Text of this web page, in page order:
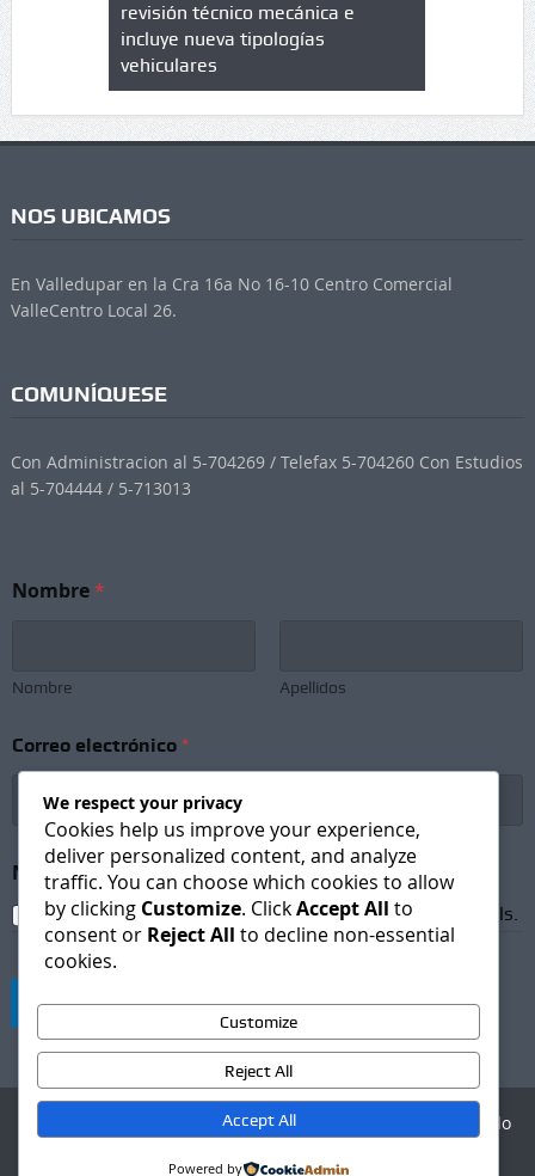
en
revisión técnico mecánica e
incluye nueva tipologías
vehiculares
NOS UBICAMOS
En Valledupar en la Cra 16a No 16-10 Centro Comercial
ValleCentro Local 26.
COMUNÍQUESE
Con Administracion al 5-704269 / Telefax 5-704260 Con Estudios
al 5-704444 / 5-713013
o
o
w
s
t
r
r
e
Nombre*
Nombre Apellidos
Correo electrónico *
Newsletter Subscription*
I agree to receive newsletters and promotional emails.
Suscribirse
Agencia Digital - Desarrollo
We respect your privacy
Cookies help us improve your experience,
deliver personalized content, and analyze
traffic. You can choose which cookies to allow
by clicking Customize. ClickAccept All to
consent or Reject All to decline non-essential
cookies.
Customize
Reject All
Accept All
Powered by